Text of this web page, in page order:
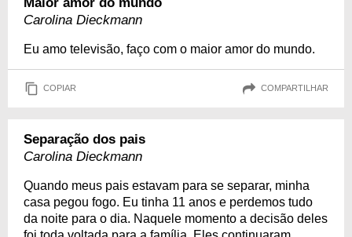
Carolina Dieckmann
Eu amo televisão, faço com o maior amor do mundo.
COPIAR COMPARTILHAR
Separação dos pais
Carolina Dieckmann
Quando meus pais estavam para se separar, minha
casa pegou fogo. Eu tinha 11 anos e perdemos tudo
da noite para o dia. Naquele momento a decisão deles